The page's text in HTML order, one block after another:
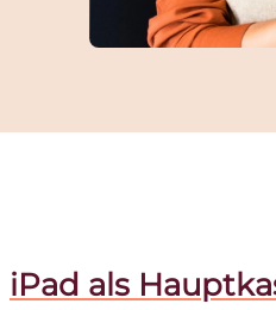
iPad als